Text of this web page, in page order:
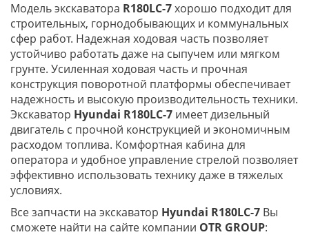
Модель экскаватора R180LC-7хорошо подходит для
строительных, горнодобывающих и коммунальных
сфер работ. Надежная ходовая часть позволяет
устойчиво работать даже на сыпучем или мягком
грунте. Усиленная ходовая часть и прочная
конструкция поворотной платформы обеспечивает
надежность и высокую производительность техники.
Экскаватор Hyundai R180LC-7 имеет дизельный
двигатель с прочной конструкцией и экономичным
расходом топлива. Комфортная кабина для
оператора и удобное управление стрелой позволяет
эффективно использовать технику даже в тяжелых
условиях.
Все запчасти на экскаватор Hyundai R180LC-7 Вы
сможете найти на сайте компании OTR GROUP: